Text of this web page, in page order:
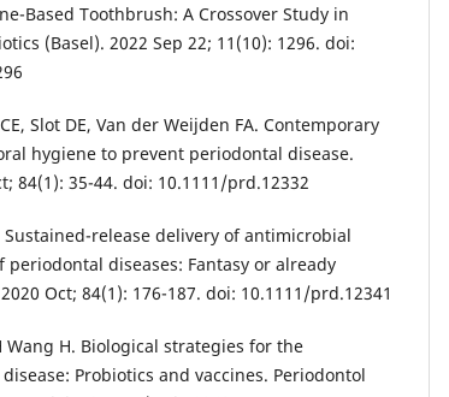
Based Toothbrush: A Crossover Study in
(Basel). 2022 Sep 22; 11(10): 1296. doi:
Slot DE, Van der Weijden FA. Contemporary
hygiene to prevent periodontal disease.
84(1): 35-44. doi: 10.1111/prd.12332
release delivery of antimicrobial
diseases: Fantasy or already
Oct; 84(1): 176-187. doi: 10.1111/prd.12341
Wang H. Biological strategies for the
Probiotics and vaccines. Periodontol